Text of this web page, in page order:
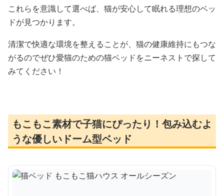
これらを意識して選べば、猫が安心して眠れる理想のベッ
ドが見つかります。
清潔で快適な環境を整えることが、猫の健康維持にもつな
がるのでぜひ愛猫のための猫ベッドをニーネストで探して
みてください！
もこもこ素材で子猫にぴったり！包み込むよ
うな優しいドーム型ベッド